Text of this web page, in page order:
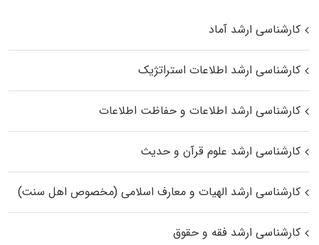
کارشناسی ارشد آماد
کارشناسی ارشد اطلاعات استراتژیک
کارشناسی ارشد اطلاعات و حفاظت اطلاعات
کارشناسی ارشد علوم قرآن و حدیث
کارشناسی ارشد الهیات و معارف اسلامی (مخصوص اهل سنت)
کارشناسی ارشد فقه و حقوق